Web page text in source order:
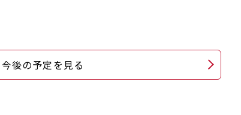
今後の予定を見る